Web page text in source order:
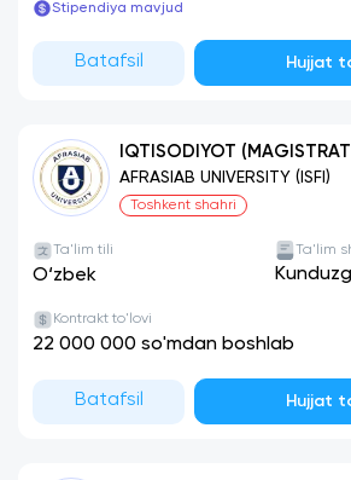
Stipendiya mavjud
Batafsil Hujjat
IQTISODIYOT
AFRASIAB UNIVERSITY (ISFI)
Toshkent shahri
Ta'lim tili
O‘zbek
Ta'lim
Kontrakt to'lovi
22 000 000 so'mdan boshlab
Batafsil Hujjat